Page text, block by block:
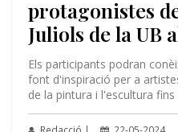
protagonistes
Juliols de la UB
Els participants podran
font d'inspiració per a
de la pintura i l'escultura